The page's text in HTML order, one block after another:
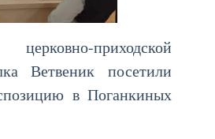
приходской
Ветвеник посетили
в Поганкиных